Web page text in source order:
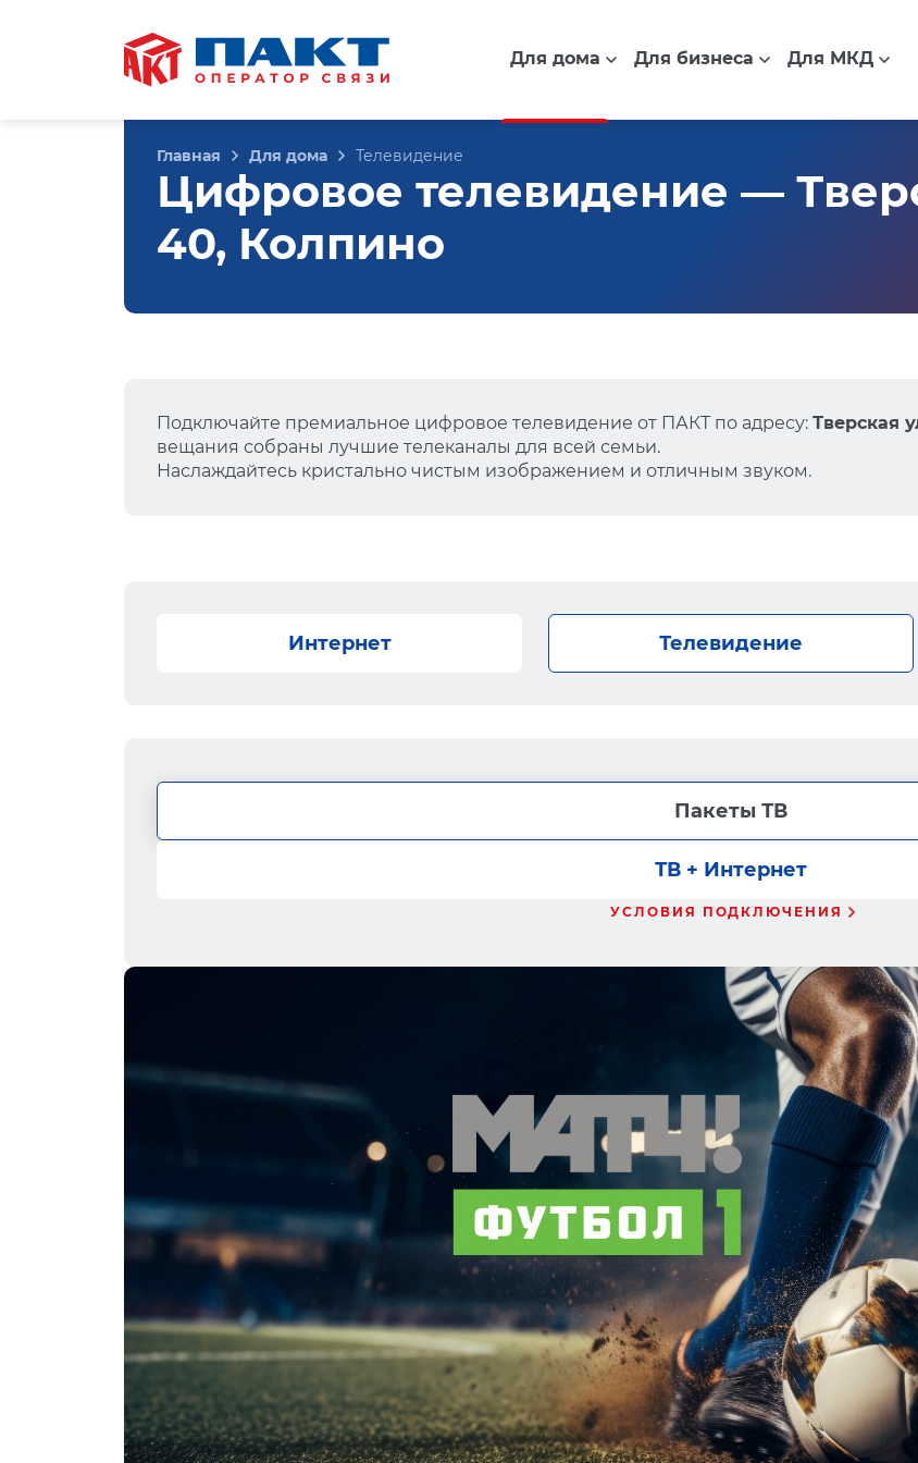
Для дома Для бизнеса Для МКД
Главная Для дома Телевидение
Цифровое телевидение —
40, Колпино
Подключайте премиальное цифровое телевидение от ПАКТ по адресу: Тверская
вещания собраны лучшие телеканалы для всей семьи.
Наслаждайтесь кристально чистым изображением и отличным звуком.
Интернет Телевидение
Пакеты ТВ
ТВ + Интернет
УСЛОВИЯ ПОДКЛЮЧЕНИЯ